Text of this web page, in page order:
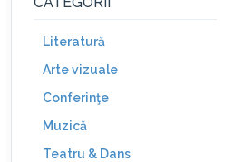
Literatură
Arte vizuale
Conferinţe
Muzică
Teatru & Dans